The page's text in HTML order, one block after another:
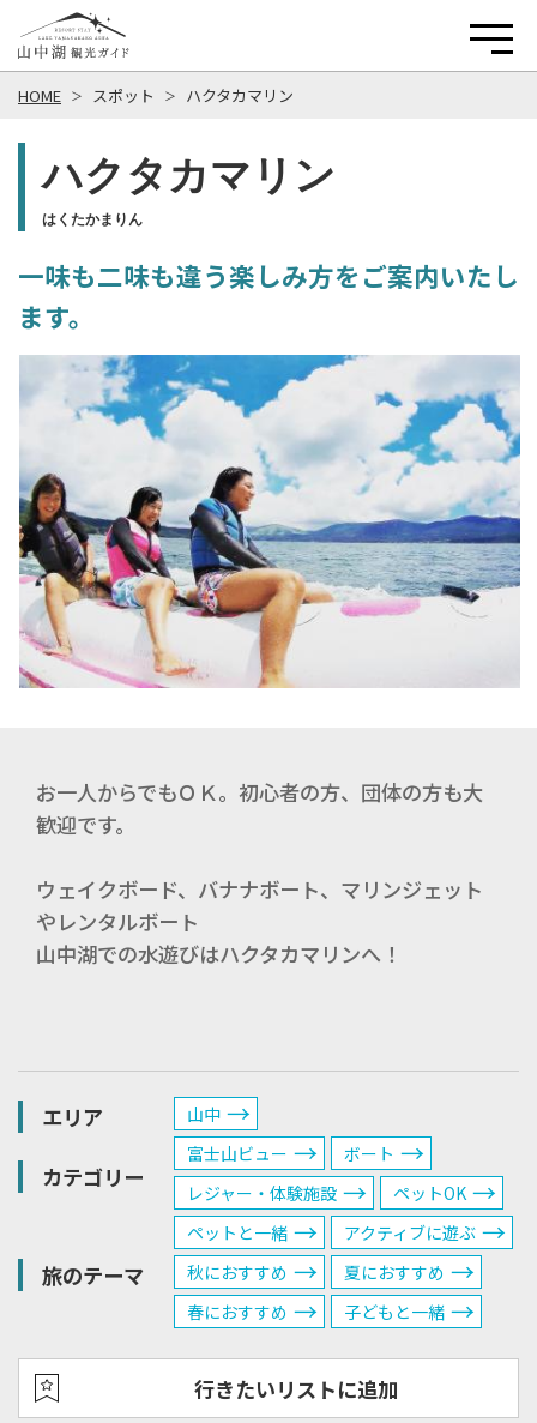
HOME スポット ハクタカマリン
ハクタカマリン
はくたかまりん
一味も二味も違う楽しみ方をご案内いたし
ます。
お一人からでもＯＫ。初心者の方、団体の方も大
歓迎です。
ウェイクボード、バナナボート、マリンジェット
やレンタルボート
山中湖での水遊びはハクタカマリンへ！
エリア 山中
カテゴリー
富士山ビュー
ボート
レジャー・体験施設
ペットOK
旅のテーマ
ペットと一緒
アクティブに遊ぶ
秋におすすめ
夏におすすめ
春におすすめ
子どもと一緒
行きたいリストに追加